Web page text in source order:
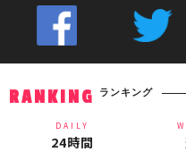
RANKING ランキング
DAILY
24時間